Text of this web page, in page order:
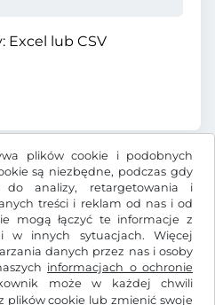
plików cookie i podobnych
są niezbędne, podczas gdy
do analizy, retargetowania i
treści i reklam od nas i od
mogą łączyć te informacje z
w innych sytuacjach. Więcej
danych przez nas i osoby
informacjach o ochronie
może w każdej chwili
plików cookie lub zmienić swoje
Excel lub CSV